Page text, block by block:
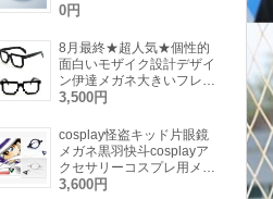
0円
8月最終★超人気★個性的
面白いモザイク設計デザイ
ン伊達メガネ大きいフレー
ム男女通用メガネフレーム
3,500円
cosplay怪盗キッド片眼鏡
メガネ黒羽快斗cosplayア
クセサリーコスプレ用メガ
ネ単眼鏡一眼鏡仮装コスプ
3,600円